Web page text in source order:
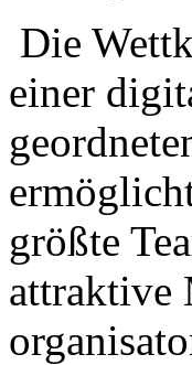
Die
einer
größte
attraktive